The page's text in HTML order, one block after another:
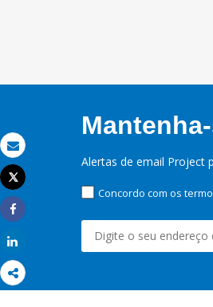
Email
Imprimir
Tweet
Share
Alertas de email Project
Concordo com os